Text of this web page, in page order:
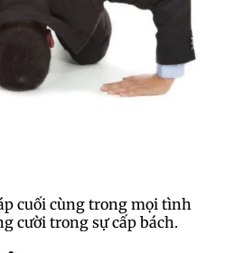
cuối cùng trong mọi tình
cười trong sự cấp bách.